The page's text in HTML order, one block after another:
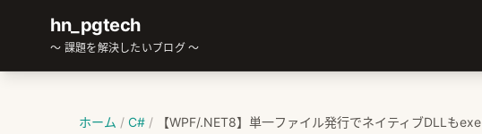
hn_pgtech
～ 課題を解決したいブログ ～
ホーム / C# / 【WPF/.NET8】単一ファイル発行でネイティブDLLも